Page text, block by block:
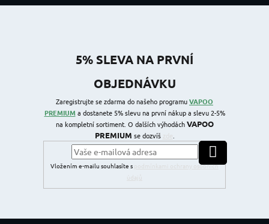
5% SLEVA NA PRVNÍ
OBJEDNÁVKU
Zaregistrujte se zdarma do našeho programuVAPOO
PREMIUM a dostanete 5% slevu na první nákup a slevu 2-5%
na kompletní sortiment. O dalších výhodáchVAPOO
PREMIUM se dozvíš
Vložením e-mailu souhlasíte s
podmínkami ochrany osobních